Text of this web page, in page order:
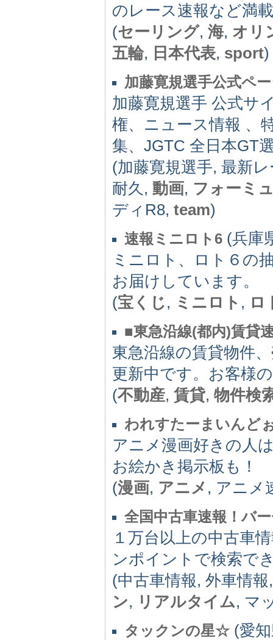
のレース速報など満
(セーリング, 海, オリ
五輪, 日本代表, sport)
加藤寛規選手公式ペ
加藤寛規選手 公式サ
権、ニュース情報 、
集、JGTC 全日本GT
(加藤寛規選手, 最新
耐久, 動画, フォーミ
ディR8, team)
速報ミニロト6 (兵庫
ミニロト、ロト６の
お届けしています。
(宝くじ, ミニロト , ロ
■東急沿線(都内)賃貸
東急沿線の賃貸物件
更新中です。お客様
(不動産, 賃貸, 物件検
われすたーまいんど
アニメ漫画好きの人
お絵かき掲示板も！
(漫画, アニメ , アニメ
全国中古車速報！バ
１万台以上の中古車
ンポイントで検索で
(中古車情報, 外車情
ン, リアルタイム, マ
タックンの星☆ (愛